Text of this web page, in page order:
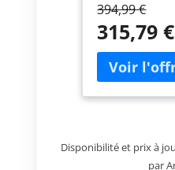
technologies
maintenir une
confortable et
de vie sain.
bureau est
appuie-tête
d'un dossier
conception
394,99 €
315,79 €
Disponibilité et prix à
par